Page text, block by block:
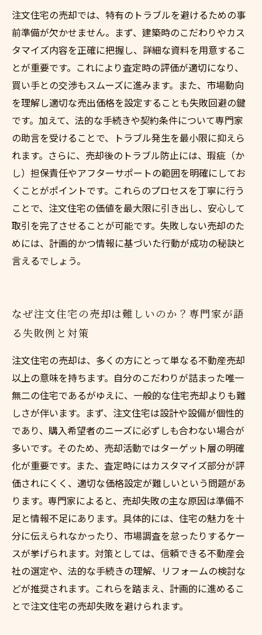
注文住宅の売却では、特有のトラブルを避けるための事
前準備が欠かせません。まず、建築時のこだわりやカス
タマイズ内容を正確に把握し、詳細な資料を用意するこ
とが重要です。これにより査定時の評価が適切になり、
買い手との交渉もスムーズに進みます。また、市場動向
を理解し適切な売出価格を設定することも失敗回避の鍵
です。加えて、法的な手続きや契約条件について専門家
の助言を受けることで、トラブル発生を最小限に抑えら
れます。さらに、売却後のトラブル防止には、瑕疵（か
し）担保責任やアフターサポートの範囲を明確にしてお
くことがポイントです。これらのプロセスを丁寧に行う
ことで、注文住宅の価値を最大限に引き出し、安心して
取引を完了させることが可能です。失敗しない売却のた
めには、計画的かつ情報に基づいた行動が成功の秘訣と
言えるでしょう。
なぜ注文住宅の売却は難しいのか？専門家が語
る失敗例と対策
注文住宅の売却は、多くの方にとって単なる不動産売却
以上の意味を持ちます。自分のこだわりが詰まった唯一
無二の住宅であるがゆえに、一般的な住宅売却よりも難
しさが伴います。まず、注文住宅は設計や設備が個性的
であり、購入希望者のニーズに必ずしも合わない場合が
多いです。そのため、売却活動ではターゲット層の明確
化が重要です。また、査定時にはカスタマイズ部分が評
価されにくく、適切な価格設定が難しいという問題があ
ります。専門家によると、売却失敗の主な原因は準備不
足と情報不足にあります。具体的には、住宅の魅力を十
分に伝えられなかったり、市場調査を怠ったりするケー
スが挙げられます。対策としては、信頼できる不動産会
社の選定や、法的な手続きの理解、リフォームの検討な
どが推奨されます。これらを踏まえ、計画的に進めるこ
とで注文住宅の売却失敗を避けられます。